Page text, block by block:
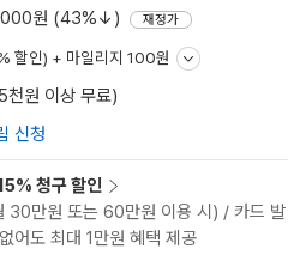
원 (43%↓) 재정가
할인) + 마일리지 100원
천원 이상 무료)
신청
청구 할인
30만원 또는 60만원 이용 시) / 카드 발
어도 최대 1만원 혜택 제공